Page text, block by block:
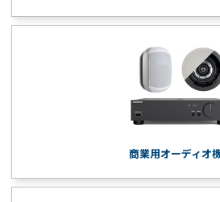
商業用オーディオ